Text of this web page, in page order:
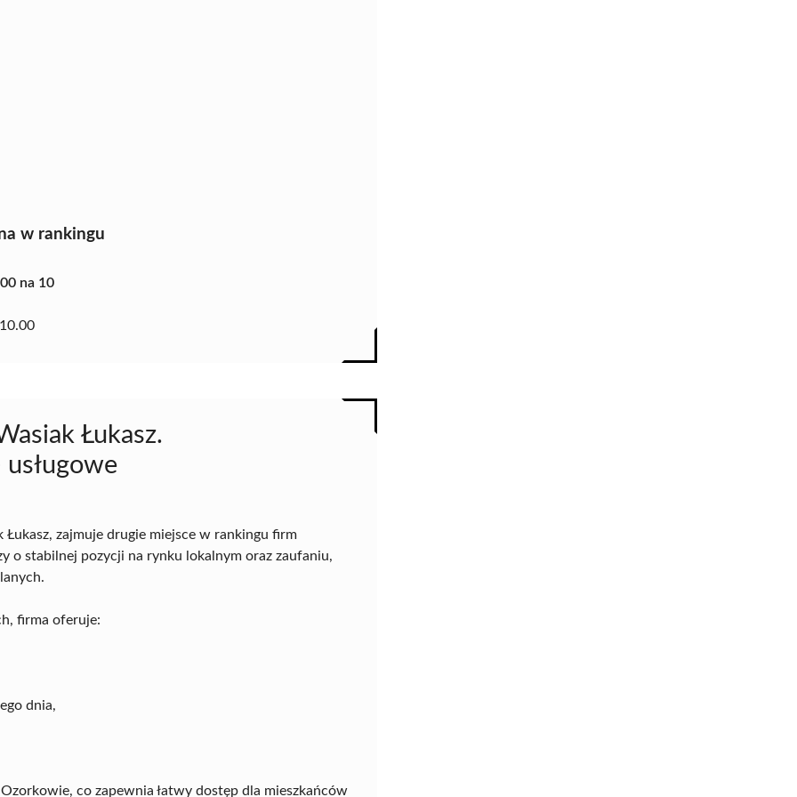
w rankingu
na 10
10.00
Łukasz.
Łukasz, zajmuje drugie miejsce w rankingu firm
o stabilnej pozycji na rynku lokalnym oraz zaufaniu,
firma oferuje:
dnia,
co zapewnia łatwy dostęp dla mieszkańców